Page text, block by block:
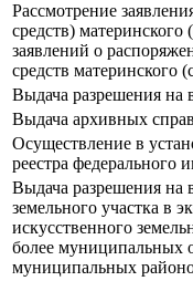
Рассмотрение
средств)
заявлений о
средств материнского
Выдача разрешения на
Выдача архивных
Осуществление в
реестра федерального
Выдача разрешения на
земельного участка в
искусственного
более муниципальных
муниципальных